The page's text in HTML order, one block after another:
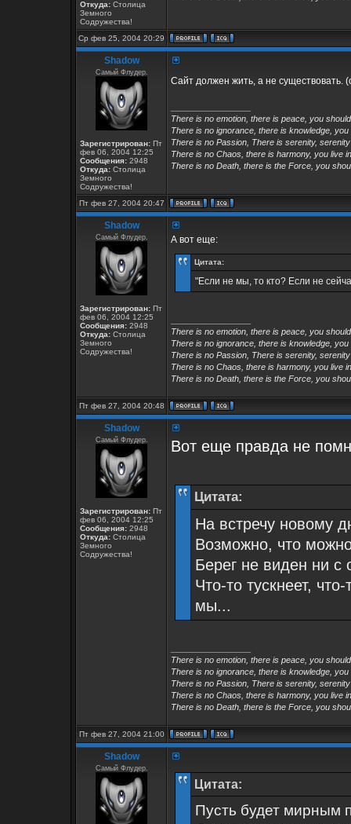
Откуда: Столица
Земного
Содружества!
Ср фев 25, 2004 20:29
Shadow
Самый Флудер.
Зарегистрирован: Пт
фев 06, 2004 12:25
Сообщения: 2948
Откуда: Столица
Земного
Содружества!
Сайт должен жить, а не существовать.
There is no emotion, there is peace, you
There is no ignorance, there is knowledge,
There is no Passion, There is serenity,
There is no Chaos, there is harmony, you live
There is no Death, there is the Force, you
Пт фев 27, 2004 20:47
Shadow
Самый Флудер.
Зарегистрирован: Пт
фев 06, 2004 12:25
Сообщения: 2948
Откуда: Столица
Земного
Содружества!
А вот еще:
Цитата:
"Если не мы, то кто? Если не
There is no emotion, there is peace, you
There is no ignorance, there is knowledge,
There is no Passion, There is serenity,
There is no Chaos, there is harmony, you live
There is no Death, there is the Force, you
Пт фев 27, 2004 20:48
Shadow
Самый Флудер.
Зарегистрирован: Пт
фев 06, 2004 12:25
Сообщения: 2948
Откуда: Столица
Земного
Содружества!
Вот еще правда не
Цитата:
На встречу новому
Возможно, что
Берег не виден ни с
Что-то тускнеет,
мы...
There is no emotion, there is peace, you
There is no ignorance, there is knowledge,
There is no Passion, There is serenity,
There is no Chaos, there is harmony, you live
There is no Death, there is the Force, you
Пт фев 27, 2004 21:00
Shadow
Самый Флудер.
Цитата:
Пусть будет мирным